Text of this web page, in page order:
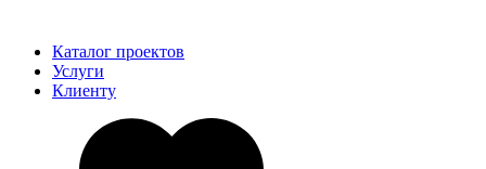
Каталог проектов
Услуги
Клиенту